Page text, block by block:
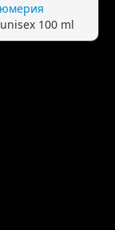
100 ml